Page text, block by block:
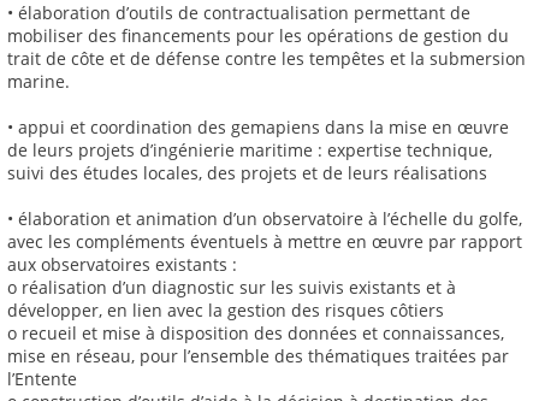
• élaboration d’outils de contractualisation permettant de
mobiliser des financements pour les opérations de gestion du
trait de côte et de défense contre les tempêtes et la submersion
marine.
• appui et coordination des gemapiens dans la mise en œuvre
de leurs projets d’ingénierie maritime : expertise technique,
suivi des études locales, des projets et de leurs réalisations
• élaboration et animation d’un observatoire à l’échelle du golfe,
avec les compléments éventuels à mettre en œuvre par rapport
aux observatoires existants :
o réalisation d’un diagnostic sur les suivis existants et à
développer, en lien avec la gestion des risques côtiers
o recueil et mise à disposition des données et connaissances,
mise en réseau, pour l’ensemble des thématiques traitées par
l’Entente